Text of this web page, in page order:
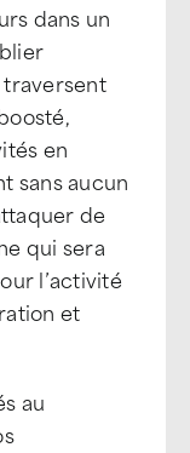
dans un
en
sans aucun
de
qui sera
l’activité
et
au